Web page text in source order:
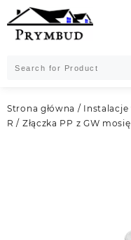
Skip
to
content
Strona główna / Instalacje
R / Złączka PP z GW